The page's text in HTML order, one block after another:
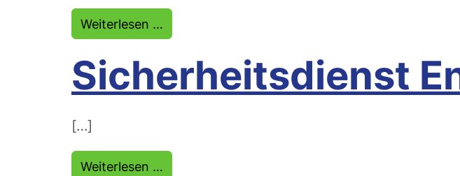
Weiterlesen …
Sicherheitsdienst
[…]
Weiterlesen …